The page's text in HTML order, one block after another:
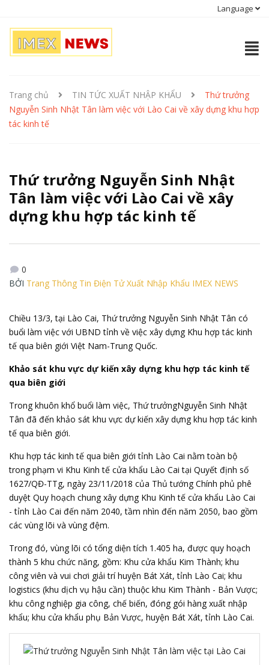
Language
Trang chủ TIN TỨC XUẤT NHẬP KHẨU
Thứ trưởng
Nguyễn Sinh Nhật Tân làm việc với Lào Cai về xây dựng khu hợp
tác kinh tế
Thứ trưởng Nguyễn Sinh Nhật
Tân làm việc với Lào Cai về xây
dựng khu hợp tác kinh tế
0
BỞI Trang Thông Tin Điện Tử Xuất Nhập Khẩu IMEX NEWS
Chiều 13/3, tại Lào Cai, Thứ trưởng Nguyễn Sinh Nhật Tân có
buổi làm việc với UBND tỉnh về việc xây dựng Khu hợp tác kinh
tế qua biên giới Việt Nam-Trung Quốc.
Khảo sát khu vực dự kiến xây dựng khu hợp tác kinh tế
qua biên giới
Trong khuôn khổ buổi làm việc, Thứ trưởngNguyễn Sinh Nhật
Tân đã đến khảo sát khu vực dự kiến xây dựng khu hợp tác kinh
tế qua biên giới.
Khu hợp tác kinh tế qua biên giới tỉnh Lào Cai nằm toàn bộ
trong phạm vi Khu Kinh tế cửa khẩu Lào Cai tại Quyết định số
1627/QĐ-TTg, ngày 23/11/2018 của Thủ tướng Chính phủ phê
duyệt Quy hoạch chung xây dựng Khu Kinh tế cửa khẩu Lào Cai
- tỉnh Lào Cai đến năm 2040, tầm nhìn đến năm 2050, bao gồm
các vùng lõi và vùng đệm.
Trong đó, vùng lõi có tổng diện tích 1.405 ha, được quy hoạch
thành 5 khu chức năng, gồm: Khu cửa khẩu Kim Thành; khu
công viên và vui chơi giải trí huyện Bát Xát, tỉnh Lào Cai; khu
logistics (khu dịch vụ hậu cần) thuộc khu Kim Thành - Bản Vược;
khu công nghiệp gia công, chế biến, đóng gói hàng xuất nhập
khẩu; khu cửa khẩu phụ Bản Vược, huyện Bát Xát, tỉnh Lào Cai.